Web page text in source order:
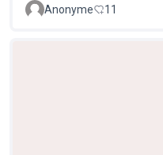
Anonyme 11